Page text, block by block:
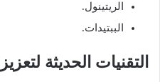
الريتينول.
الببتيدات.
التقنيات الحديثة